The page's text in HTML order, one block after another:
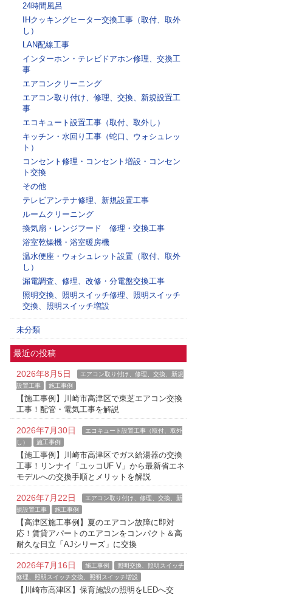
24時間風呂
IHクッキングヒーター交換工事（取付、取外
し）
LAN配線工事
インターホン・テレビドアホン修理、交換工
事
エアコンクリーニング
エアコン取り付け、修理、交換、新規設置工
事
エコキュート設置工事（取付、取外し）
キッチン・水回り工事（蛇口、ウォシュレッ
ト）
コンセント修理・コンセント増設・コンセン
ト交換
その他
テレビアンテナ修理、新規設置工事
ルームクリーニング
換気扇・レンジフード 修理・交換工事
浴室乾燥機・浴室暖房機
温水便座・ウォシュレット設置（取付、取外
し）
漏電調査、修理、改修・分電盤交換工事
照明交換、照明スイッチ修理、照明スイッチ
交換、照明スイッチ増設
未分類
最近の投稿
2026年8月5日
エアコン取り付け、修理、交換、新規
設置工事
施工事例
【施工事例】川崎市高津区で東芝エアコン交換
工事！配管・電気工事を解説
2026年7月30日
エコキュート設置工事（取付、取外
し）
施工事例
【施工事例】川崎市高津区でガス給湯器の交換
工事！リンナイ「ユッコUF V」から最新省エネ
モデルへの交換手順とメリットを解説
2026年7月22日
エアコン取り付け、修理、交換、新
規設置工事
施工事例
【高津区施工事例】夏のエアコン故障に即対
応！賃貸アパートのエアコンをコンパクト＆高
耐久な日立「AJシリーズ」に交換
2026年7月16日 施工事例
照明交換、照明スイッチ
修理、照明スイッチ交換、照明スイッチ増設
【川崎市高津区】保育施設の照明をLEDへ交